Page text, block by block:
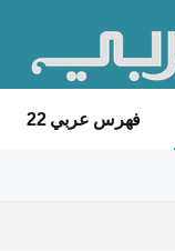
فهرس عربي 22